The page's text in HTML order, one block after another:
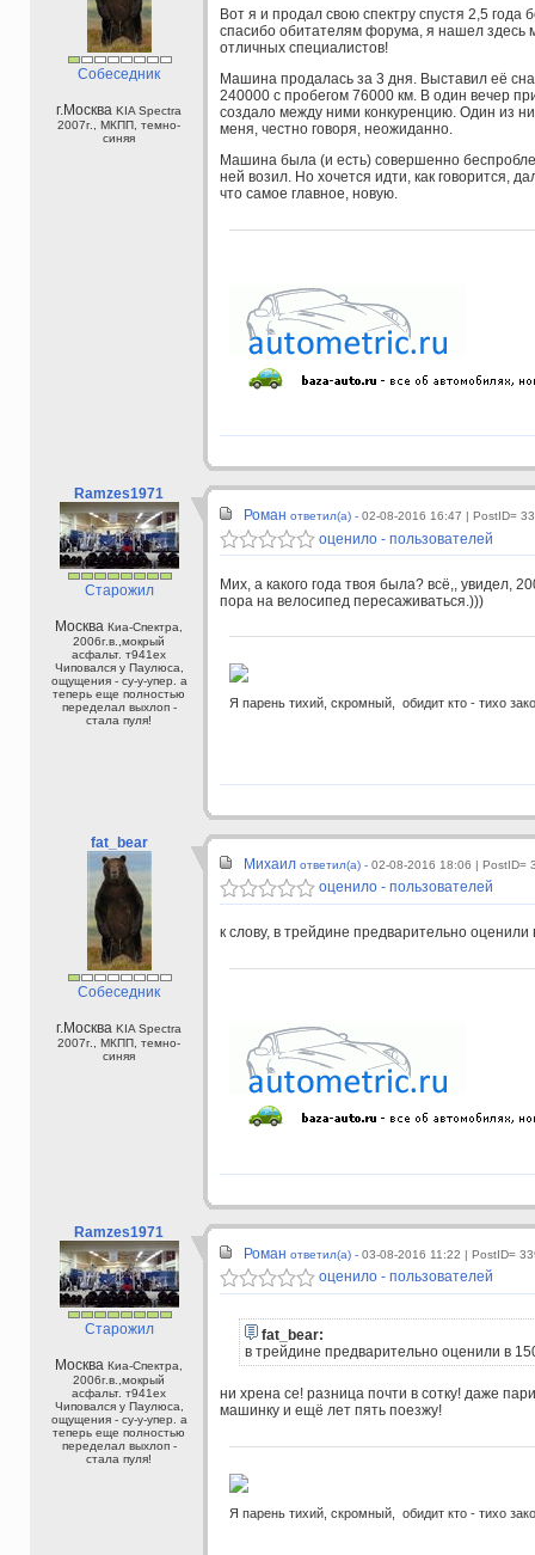
Собеседник
г.Москва KIA Spectra
2007г., МКПП, темно-
синяя
Вот я и продал свою спектру спустя 2,5 года
спасибо обитателям форума, я нашел здесь
отличных специалистов!
Машина продалась за 3 дня. Выставил её
240000 с пробегом 76000 км. В один вечер
создало между ними конкуренцию. Один из
меня, честно говоря, неожиданно.
Машина была (и есть) совершенно
ней возил. Но хочется идти, как говорится,
что самое главное, новую.
Ramzes1971
Старожил
Москва Киа-Спектра,
2006г.в.,мокрый
асфальт. т941ех
Чиповался у Паулюса,
ощущения - су-у-упер. а
теперь еще полностью
переделал выхлоп -
стала пуля!
Роман ответил(а) - 02-08-2016 16:47 | PostID=
оценило - пользователей
Мих, а какого года твоя была? всё,, увидел,
пора на велосипед пересаживаться.)))
Я парень тихий, скромный, обидит кто - тихо
fat_bear
Собеседник
г.Москва KIA Spectra
2007г., МКПП, темно-
синяя
Михаил ответил(а) - 02-08-2016 18:06 | PostID=
оценило - пользователей
к слову, в трейдине предварительно оценили
Ramzes1971
Старожил
Москва Киа-Спектра,
2006г.в.,мокрый
асфальт. т941ех
Чиповался у Паулюса,
ощущения - су-у-упер. а
теперь еще полностью
переделал выхлоп -
стала пуля!
Роман ответил(а) - 03-08-2016 11:22 | PostID=
оценило - пользователей
fat_bear:
в трейдине предварительно оценили в
ни хрена се! разница почти в сотку! даже
машинку и ещё лет пять поезжу!
Я парень тихий, скромный, обидит кто - тихо